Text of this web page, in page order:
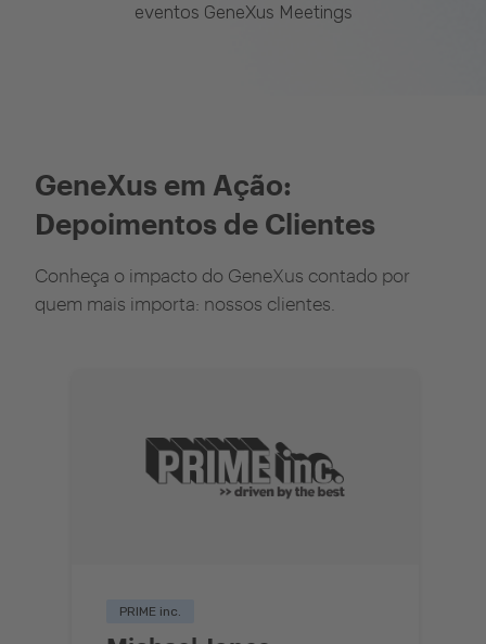
eventos GeneXus Meetings
GeneXus em Ação:
Depoimentos de Clientes
Conheça o impacto do GeneXus contado por
quem mais importa: nossos clientes.
PRIME inc.